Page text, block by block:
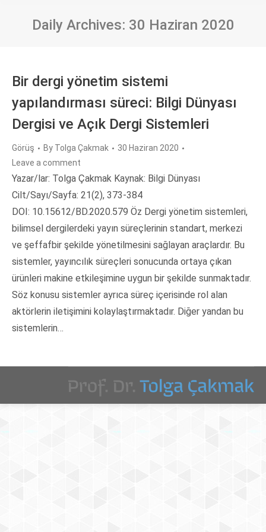
Daily Archives: 30 Haziran 2020
Bir dergi yönetim sistemi
yapılandırması süreci: Bilgi Dünyası
Dergisi ve Açık Dergi Sistemleri
Görüş By Tolga Çakmak
30 Haziran 2020
Leave a comment
Yazar/lar: Tolga Çakmak Kaynak: Bilgi Dünyası
Cilt/Sayı/Sayfa: 21(2), 373-384
DOI: 10.15612/BD.2020.579 Öz Dergi yönetim sistemleri,
bilimsel dergilerdeki yayın süreçlerinin standart, merkezi
ve şeffafbir şekilde yönetilmesini sağlayan araçlardır. Bu
sistemler, yayıncılık süreçleri sonucunda ortaya çıkan
ürünleri makine etkileşimine uygun bir şekilde sunmaktadır.
Söz konusu sistemler ayrıca süreç içerisinde rol alan
aktörlerin iletişimini kolaylaştırmaktadır. Diğer yandan bu
sistemlerin…